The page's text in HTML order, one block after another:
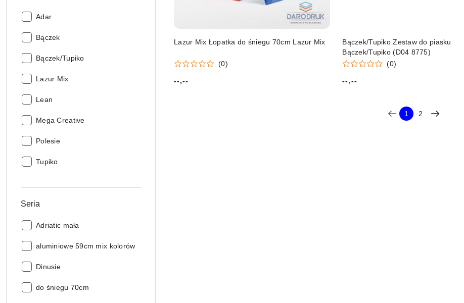
Producent:
Adar
Producent:
Bączek
Producent:
Bączek/Tupiko
Producent:
Lazur Mix
Producent:
Lean
Producent:
Mega Creative
Producent:
Polesie
Producent:
Tupiko
Seria
Seria:
Adriatic mała
Seria:
aluminiowe 59cm mix kolorów
Seria:
Dinusie
Seria:
do śniegu 70cm
Lazur Mix Łopatka do śniegu 70cm Lazur Mix
(0)
Cena:
--,--
Bączek/Tupiko Zestaw do piasku
Bączek/Tupiko (D04 8775)
(0)
Cena:
--,--
1 2